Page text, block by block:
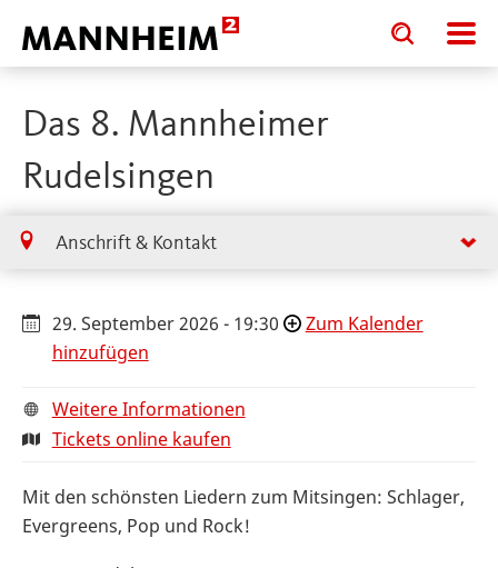
Toggle
search
input
Toggle
search
input
Das 8. Mannheimer
Rudelsingen
Anschrift & Kontakt
29. September 2026 - 19:30
Zum Kalender
hinzufügen
Weitere Informationen
Tickets online kaufen
Mit den schönsten Liedern zum Mitsingen: Schlager,
Evergreens, Pop und Rock!